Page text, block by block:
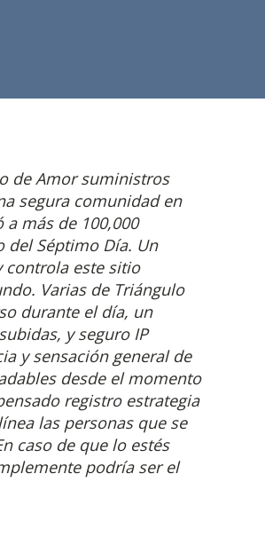
de Amor suministros
segura comunidad en
más de 100,000
del Séptimo Día. Un
controla este sitio
Varias de Triángulo
durante el día, un
y seguro IP
y sensación general de
desde el momento
registro estrategia
las personas que se
caso de que lo estés
podría ser el